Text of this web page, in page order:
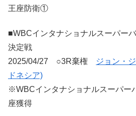
王座防衛①
■WBCインタナショナルスーパー
決定戦
2025/04/27 ○3R棄権
ジョン・
ドネシア)
※WBCインタナショナルスーパー
座獲得